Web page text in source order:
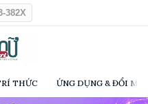
382X
THỨC ỨNG DỤNG & ĐỔI